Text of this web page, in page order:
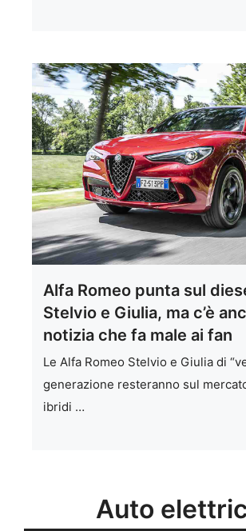
Alfa Romeo punta sul
Stelvio e Giulia, ma c’è
notizia che fa male ai fan
Le Alfa Romeo Stelvio e Giulia di
generazione resteranno sul
ibridi …
Auto